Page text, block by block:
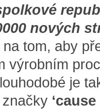
nových
tom, aby
výrobním
je
‘cause